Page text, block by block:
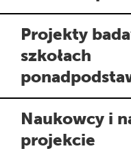
Projekty
szkołach
Naukowcy i
projekcie